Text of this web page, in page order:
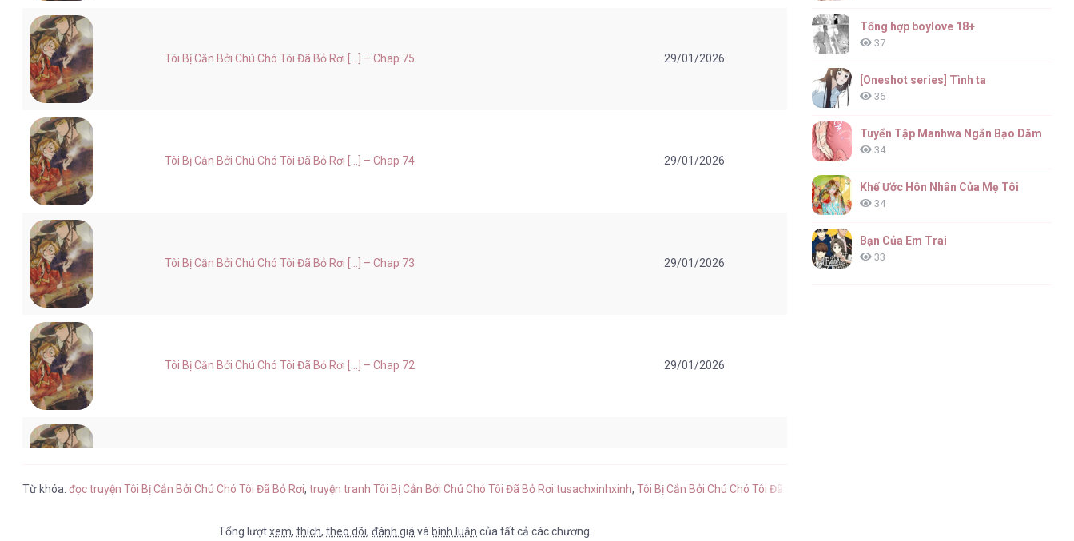
Tôi Bị Cắn Bởi Chú Chó Tôi Đã Bỏ Rơi [...] – Chap 75 29/01/2026
Tôi Bị Cắn Bởi Chú Chó Tôi Đã Bỏ Rơi [...] – Chap 74 29/01/2026
Tôi Bị Cắn Bởi Chú Chó Tôi Đã Bỏ Rơi [...] – Chap 73 29/01/2026
Tôi Bị Cắn Bởi Chú Chó Tôi Đã Bỏ Rơi [...] – Chap 72 29/01/2026
Từ khóa:đọc truyện Tôi Bị Cắn Bởi Chú Chó Tôi Đã Bỏ Rơi,truyện tranh Tôi Bị Cắn Bởi Chú Chó Tôi Đã Bỏ Rơi tusachxinhxinh,Tôi Bị Cắn Bởi Chú Chó Tôi Đã Bỏ Rơi tiếng Việt
Tổng lượtxem,thích,theo dõi,đánh giá vàbình luận của tất cả các chương.
Tổng hợp boylove 18+
37
[Oneshot series] Tình ta
36
Tuyển Tập Manhwa Ngắn Bạo Dăm
34
Khế Ước Hôn Nhân Của Mẹ Tôi
34
Bạn Của Em Trai
33